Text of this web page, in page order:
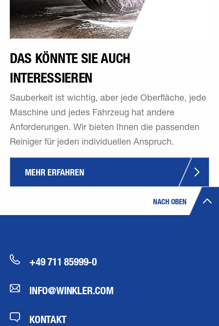
DAS KÖNNTE SIE AUCH
INTERESSIEREN
Sauberkeit ist wichtig, aber jede Oberfläche, jede
Maschine und jedes Fahrzeug hat andere
Anforderungen. Wir bieten Ihnen die passenden
Reiniger für jeden individuellen Anspruch.
MEHR ERFAHREN
NACH OBEN
+49 711 85999-0
INFO@WINKLER.COM
KONTAKT